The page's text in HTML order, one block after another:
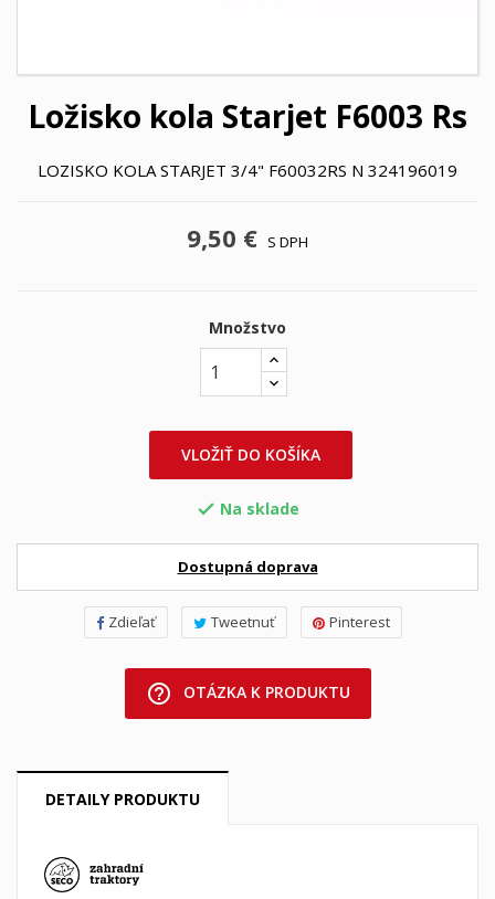
Ložisko kola Starjet F6003 Rs
LOZISKO KOLA STARJET 3/4" F60032RS N 324196019
9,50 € S DPH
Množstvo
VLOŽIŤ DO KOŠÍKA
 Na sklade
Dostupná doprava
Zdieľať Tweetnuť Pinterest
help_outline OTÁZKA K PRODUKTU
DETAILY PRODUKTU